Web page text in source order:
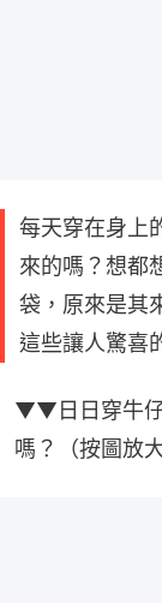
每天穿在身上
來的嗎？想都
袋，原來是其
這些讓人驚喜
▼▼日日穿牛仔
嗎？（按圖放